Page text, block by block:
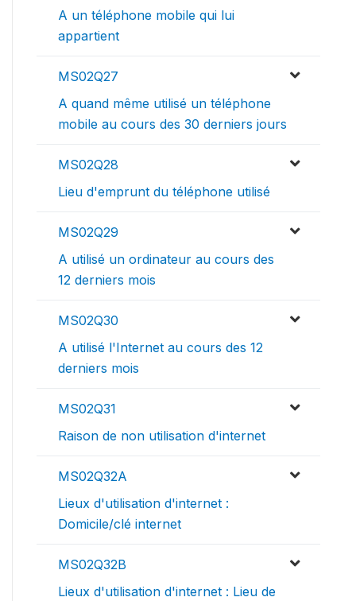
A un téléphone mobile qui lui
appartient
MS02Q27
A quand même utilisé un téléphone
mobile au cours des 30 derniers jours
MS02Q28
Lieu d'emprunt du téléphone utilisé
MS02Q29
A utilisé un ordinateur au cours des
12 derniers mois
MS02Q30
A utilisé l'Internet au cours des 12
derniers mois
MS02Q31
Raison de non utilisation d'internet
MS02Q32A
Lieux d'utilisation d'internet :
Domicile/clé internet
MS02Q32B
Lieux d'utilisation d'internet : Lieu de